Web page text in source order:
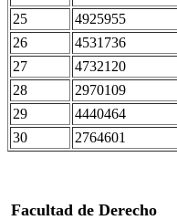
25 4925955
26 4531736
27 4732120
28 2970109
29 4440464
30 2764601
Facultad de Derecho